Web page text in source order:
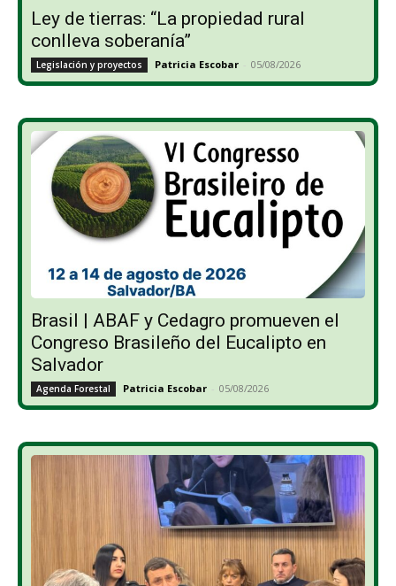
Ley de tierras: “La propiedad rural
conlleva soberanía”
Legislación y proyectos Patricia Escobar - 05/08/2026
Brasil | ABAF y Cedagro promueven el
Congreso Brasileño del Eucalipto en
Salvador
Agenda Forestal Patricia Escobar - 05/08/2026